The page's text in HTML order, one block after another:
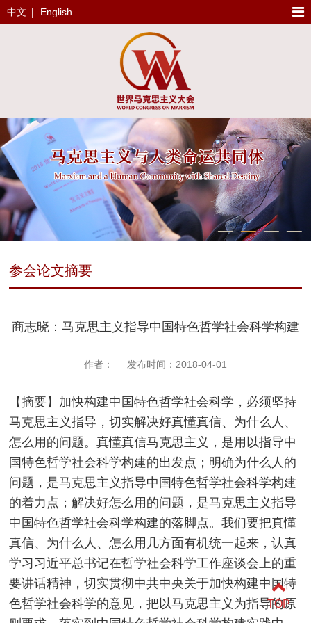
中文 English
参会论文摘要
商志晓：马克思主义指导中国特色哲学社会科学构建
作者： 发布时间：2018-04-01
【摘要】加快构建中国特色哲学社会科学，必须坚持
马克思主义指导，切实解决好真懂真信、为什么人、
怎么用的问题。真懂真信马克思主义，是用以指导中
国特色哲学社会科学构建的出发点；明确为什么人的
问题，是马克思主义指导中国特色哲学社会科学构建
的着力点；解决好怎么用的问题，是马克思主义指导
中国特色哲学社会科学构建的落脚点。我们要把真懂
真信、为什么人、怎么用几方面有机统一起来，认真
学习习近平总书记在哲学社会科学工作座谈会上的重
要讲话精神，切实贯彻中共中央关于加快构建中国特
色哲学社会科学的意见，把以马克思主义为指导的原
TOP